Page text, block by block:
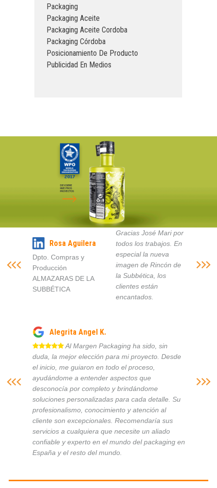
Packaging
Packaging Aceite
Packaging Aceite Cordoba
Packaging Córdoba
Posicionamiento De Producto
Publicidad En Medios
DESCUBRE
NUESTROS
PROYECTOS
Rosa Aguilera
Dpto. Compras y
Producción
ALMAZARAS DE LA
SUBBÉTICA
Gracias José Mari por
todos los trabajos. En
especial la nueva
imagen de Rincón de
la Subbética, los
clientes están
encantados.
Alegrita Angel K.
Al Margen Packaging ha sido, sin
duda, la mejor elección para mi proyecto. Desde
el inicio, me guiaron en todo el proceso,
ayudándome a entender aspectos que
desconocía por completo y brindándome
soluciones personalizadas para cada detalle. Su
profesionalismo, conocimiento y atención al
cliente son excepcionales. Recomendaría sus
servicios a cualquiera que necesite un aliado
confiable y experto en el mundo del packaging en
España y el resto del mundo.